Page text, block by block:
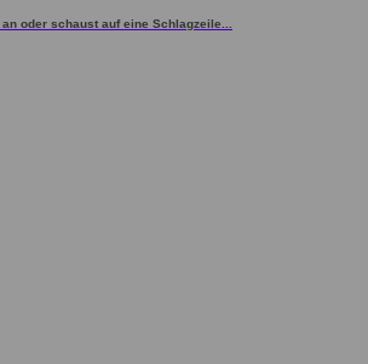
oder schaust auf eine Schlagzeile...